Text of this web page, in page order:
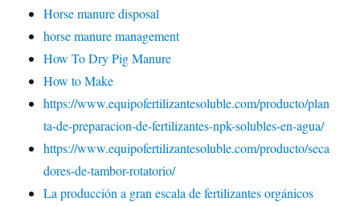
Horse manure disposal
horse manure management
How To Dry Pig Manure
How to Make
https://www.equipofertilizantesoluble.com/producto/plan
ta-de-preparacion-de-fertilizantes-npk-solubles-en-agua/
https://www.equipofertilizantesoluble.com/producto/seca
dores-de-tambor-rotatorio/
La producción a gran escala de fertilizantes orgánicos